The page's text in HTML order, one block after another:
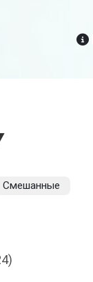
Смешанные